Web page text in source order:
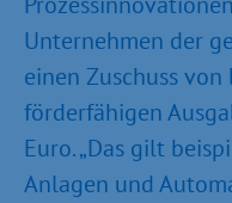
Unternehmen der
einen Zuschuss
förderfähigen
Euro. „Das gilt
Anlagen und